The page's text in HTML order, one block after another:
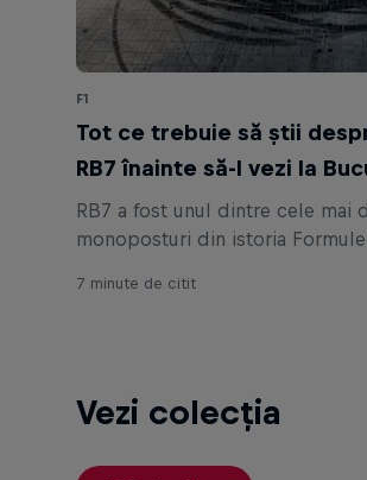
F1
Tot ce trebuie să știi
RB7 înainte să-l vezi la
RB7 a fost unul dintre cele mai
monoposturi din istoria
7 minute de citit
Vezi colecția